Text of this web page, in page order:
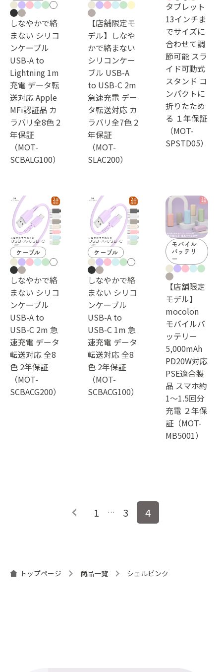
しなやかで絡
まない シリコ
ンケーブル
USB-A to
Lightning 1m
充電 データ転
送対応 Apple
MFi認証品 カ
ラバリ全8色 2
年保証
（MOT-
SCBALG100）
【店舗限定モ
デル】しなや
かで絡まない
シリコンケー
ブル USB-A
to USB-C 2m
急速充電 デー
タ転送対応 カ
ラバリ全7色 2
年保証
（MOT-
SLAC200）
タブレット
13インチま
でサイズに
合わせて調
節可能 スラ
イド可動式
スタンド コ
ンパクトに
折りたため
る １年保証
（MOT-
SPSTD05）
ケーブル
しなやかで絡
まない シリコ
ンケーブル
USB-A to
USB-C 2m 急
速充電 データ
転送対応 全8
色 2年保証
（MOT-
SCBACG200）
ケーブル
しなやかで絡
まない シリコ
ンケーブル
USB-A to
USB-C 1m 急
速充電 データ
転送対応 全8
色 2年保証
（MOT-
SCBACG100）
モバイル
バッテリ
ー
【店舗限定
モデル】
mocolon
モバイルバ
ッテリー
5,000mAh
PD20W対応
PSE適合製
品 スマホ約
1～1.5回分
充電 ２年保
証（MOT-
MB5001）
ー
1 … 3 4
トップページ 商品一覧 シェルピンク